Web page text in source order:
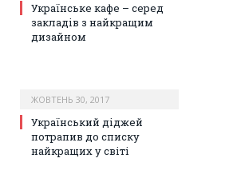
Українське кафе – серед
закладів з найкращим
дизайном
ЖОВТЕНЬ 30, 2017
Український діджей
потрапив до списку
найкращих у світі